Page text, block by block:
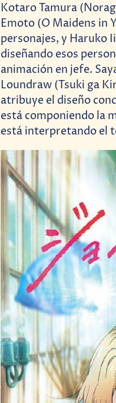
Kotaro Tamura
Emoto (O Maidens in
personajes, y Haruko
diseñando esos
animación en jefe.
Loundraw (Tsuki ga
atribuye el diseño
está componiendo la
está interpretando el